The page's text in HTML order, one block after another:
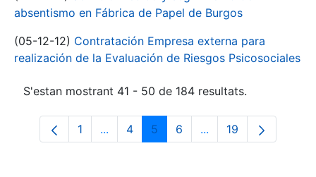
absentismo en Fábrica de Papel de Burgos
(05-12-12) Contratación Empresa externa para
realización de la Evaluación de Riesgos Psicosociales
S'estan mostrant 41 - 50 de 184 resultats.
Pàgina
1 ...Pàgines intermèdies Utilitzeu TAB per
Pàgina
4 Pàgina
5 Pàgina
6 ...PàginesPàgina
19